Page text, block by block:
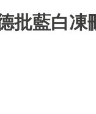
批藍白